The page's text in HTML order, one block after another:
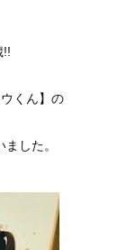
!!
くん】の
した。